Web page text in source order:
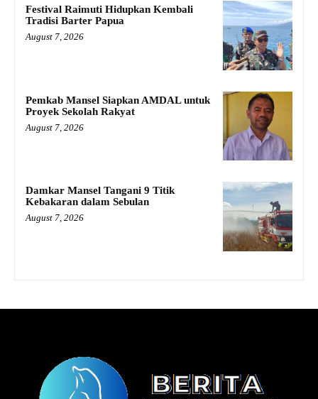
Festival Raimuti Hidupkan Kembali
Tradisi Barter Papua
August 7, 2026
Pemkab Mansel Siapkan AMDAL untuk
Proyek Sekolah Rakyat
August 7, 2026
Damkar Mansel Tangani 9 Titik
Kebakaran dalam Sebulan
August 7, 2026